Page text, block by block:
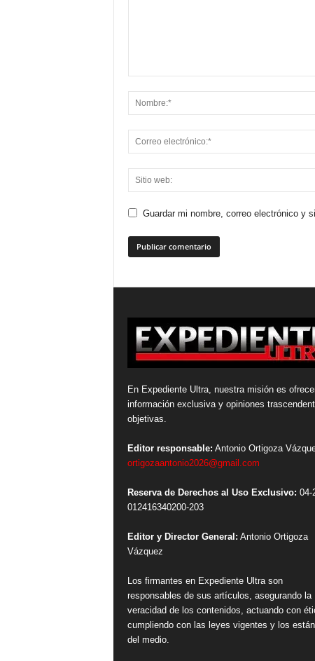
Guardar mi nombre, correo electrónico y
En Expediente Ultra, nuestra misión es
información exclusiva y opiniones
objetivas.
Editor responsable: Antonio Ortigoza
ortigozaantonio2026@gmail.com
Reserva de Derechos al Uso Exclusivo: 04-
012416340200-203
Editor y Director General: Antonio Ortigoza
Vázquez
Los firmantes en Expediente Ultra son
responsables de sus artículos, asegurando la
veracidad de los contenidos, actuando con
cumpliendo con las leyes vigentes y los
del medio.